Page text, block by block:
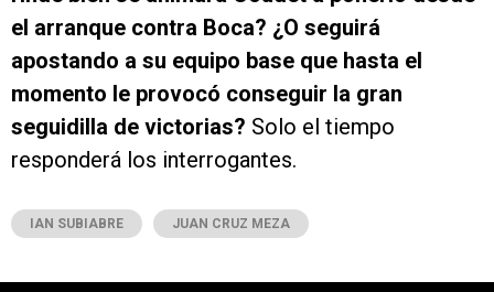
el arranque contra Boca? ¿O seguirá
apostando a su equipo base que hasta el
momento le provocó conseguir la gran
seguidilla de victorias? Solo el tiempo
responderá los interrogantes.
IAN SUBIABRE JUAN CRUZ MEZA